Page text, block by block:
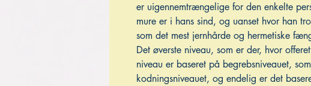
er uigennemtrængelige for den enkelte
mure er i hans sind, og uanset hvor han
som det mest jernhårde og hermetiske
Det øverste niveau, som er der, hvor
niveau er baseret på begrebsniveauet,
kodningsniveauet, og endelig er det